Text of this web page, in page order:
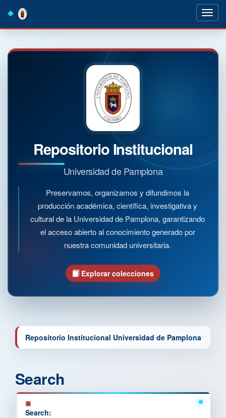
navigation
Repositorio Institucional
Universidad de Pamplona
Preservamos, organizamos y difundimos la
producción académica, científica, investigativa y
cultural de la Universidad de Pamplona, garantizando
el acceso abierto al conocimiento generado por
nuestra comunidad universitaria.
Explorar colecciones
Repositorio Institucional Universidad de Pamplona
Search
Search: